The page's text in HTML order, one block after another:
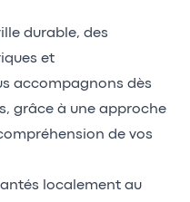
durable, des
et
accompagnons dès
grâce à une approche
de vos
localement au